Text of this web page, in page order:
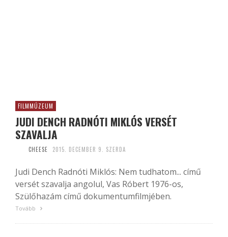
FILMMÚZEUM
JUDI DENCH RADNÓTI MIKLÓS VERSÉT
SZAVALJA
CHEESE 2015. DECEMBER 9. SZERDA
Judi Dench Radnóti Miklós: Nem tudhatom... című
versét szavalja angolul, Vas Róbert 1976-os,
Szülőhazám című dokumentumfilmjében.
Tovább